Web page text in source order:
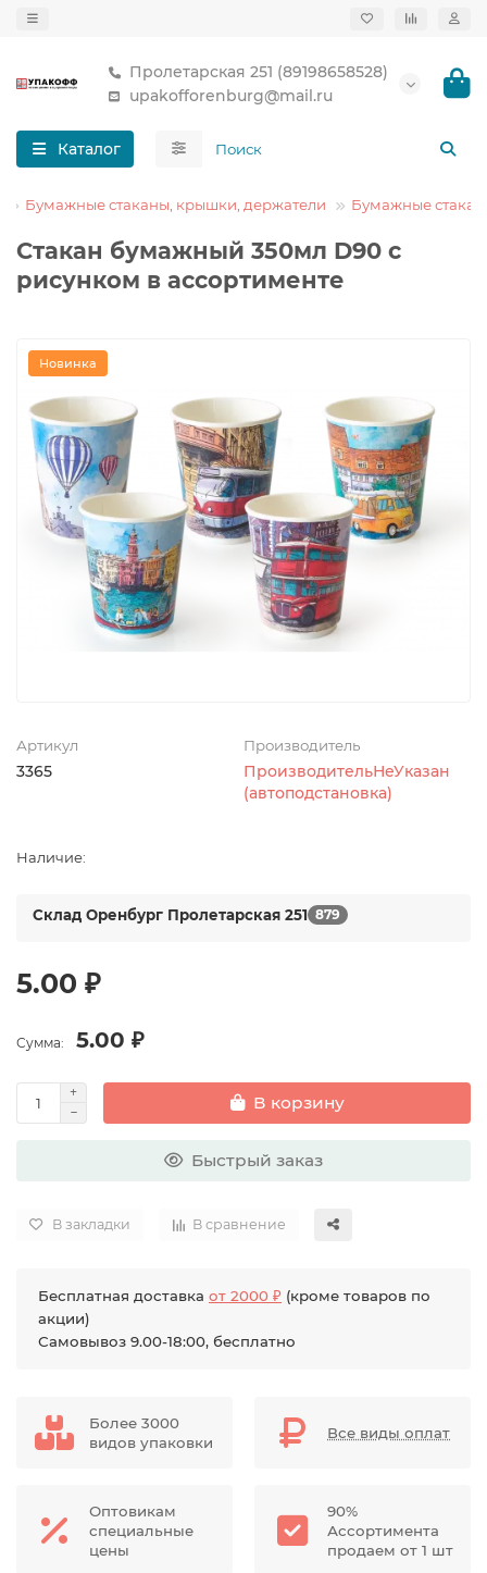
Пролетарская 251 (89198658528)
upakofforenburg@mail.ru
Каталог
Бумажные стаканы, крышки, держатели Бумажные
Стакан бумажный 350мл D90 с
рисунком в ассортименте
Новинка
Артикул
3365
Производитель
ПроизводительНеУказан
(автоподстановка)
Наличие:
Склад Оренбург Пролетарская 251 879
5.00 ₽
Сумма: 5.00 ₽
В корзину
Быстрый заказ
В закладки В сравнение
Бесплатная доставка от 2000 ₽ (кроме товаров по
акции)
Самовывоз 9.00-18:00, бесплатно
Более 3000
видов упаковки
Все виды оплат
Оптовикам
специальные
цены
90%
Ассортимента
продаем от 1 шт